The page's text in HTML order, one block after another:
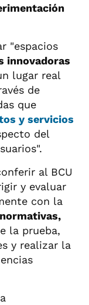
"espacios
innovadoras
lugar real
de
que
y servicios
del
al BCU
y evaluar
con la
la prueba,
y realizar la